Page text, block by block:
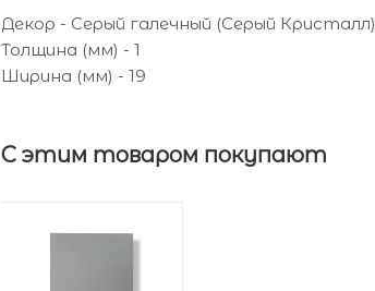
Декор - Серый галечный (Серый Кристалл)
Толщина (мм) - 1
Ширина (мм) - 19
С этим товаром покупают